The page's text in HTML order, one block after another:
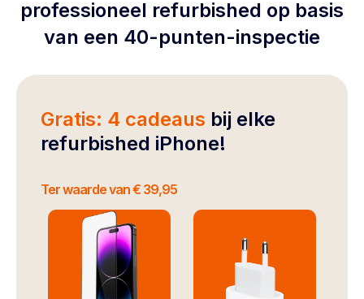
professioneel refurbished op basis
van een 40-punten-inspectie
Gratis: 4 cadeaus bij elke
refurbished iPhone!
Ter waarde van € 39,95